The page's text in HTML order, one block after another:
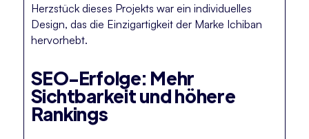
Herzstück dieses Projekts war ein individuelles
Design, das die Einzigartigkeit der Marke Ichiban
hervorhebt.
SEO-Erfolge: Mehr
Sichtbarkeit und höhere
Rankings